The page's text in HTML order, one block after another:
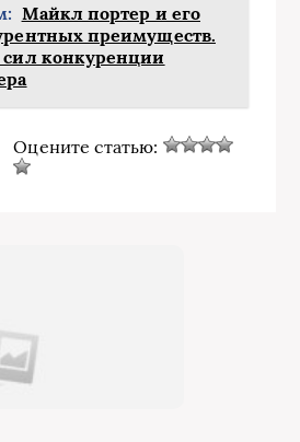
Майкл портер и его
преимуществ.
конкуренции
Оцените статью: